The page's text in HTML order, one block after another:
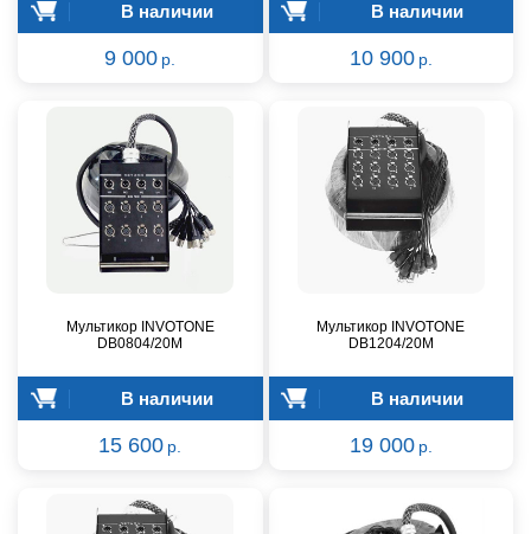
В наличии
9 000 р.
В наличии
10 900 р.
Мультикор INVOTONE
DB0804/20M
В наличии
15 600 р.
Мультикор INVOTONE
DB1204/20M
В наличии
19 000 р.